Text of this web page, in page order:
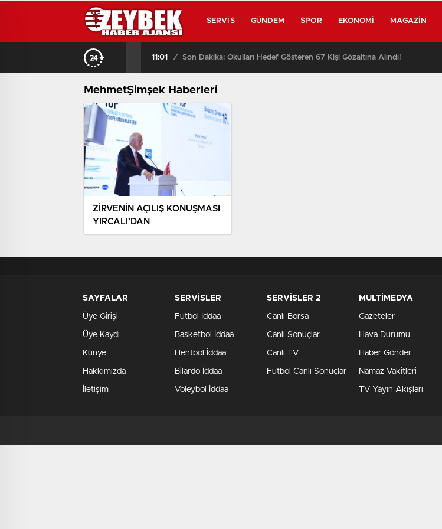
SERVIS GÜNDEM SPOR EKONOMI MAGAZIN
11:01 / Son Dakika: Okulları Hedef Gösteren 67 Kişi Gözaltına Alındı!
MehmetŞimşek Haberleri
ZİRVENİN AÇILIŞ KONUŞMASI
YIRCALI’DAN
SAYFALAR
Üye Girişi
Üye Kaydı
Künye
Hakkımızda
İletişim
SERVİSLER
Futbol İddaa
Basketbol İddaa
Hentbol İddaa
Bilardo İddaa
Voleybol İddaa
SERVİSLER 2
Canlı Borsa
Canlı Sonuçlar
Canlı TV
Futbol Canlı Sonuçlar
MULTİMEDYA
Gazeteler
Hava Durumu
Haber Gönder
Namaz Vakitleri
TV Yayın Akışları